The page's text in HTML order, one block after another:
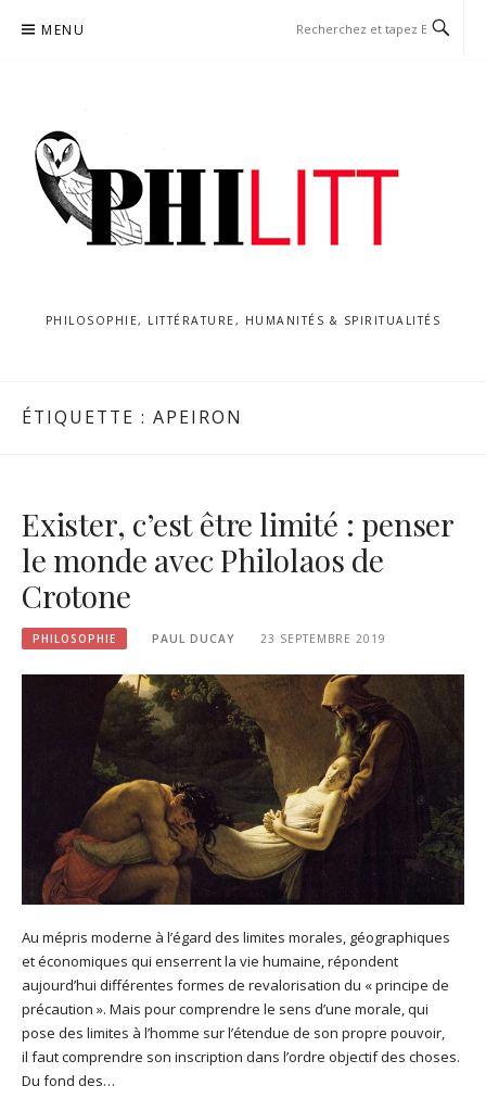
MENU
PHILOSOPHIE, LITTÉRATURE, HUMANITÉS & SPIRITUALITÉS
ÉTIQUETTE : APEIRON
Exister, c’est être limité : penser
le monde avec Philolaos de
Crotone
PHILOSOPHIE PAUL DUCAY 23 SEPTEMBRE 2019
Au mépris moderne à l’égard des limites morales, géographiques
et économiques qui enserrent la vie humaine, répondent
aujourd’hui différentes formes de revalorisation du « principe de
précaution ». Mais pour comprendre le sens d’une morale, qui
pose des limites à l’homme sur l’étendue de son propre pouvoir,
il faut comprendre son inscription dans l’ordre objectif des choses.
Du fond des…